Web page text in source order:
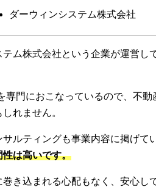
ダーウィンシステム株式会社
ム株式会社という企業が運営し
門におこなっているので、不動
れません。
ルティングも事業内容に掲げて
は高いです。
き込まれる心配もなく、安心し